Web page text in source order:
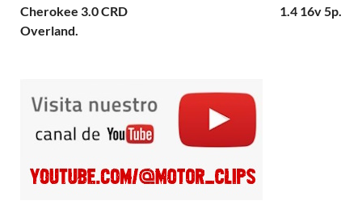
Cherokee 3.0 CRD
Overland.
1.4 16v 5p.